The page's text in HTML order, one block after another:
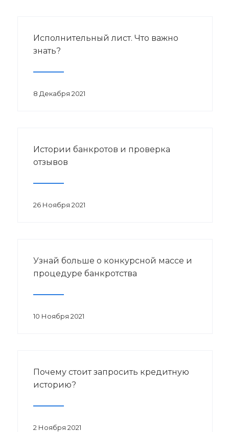
Исполнительный лист. Что важно
знать?
8 Декабря 2021
Истории банкротов и проверка
отзывов
26 Ноября 2021
Узнай больше о конкурсной массе и
процедуре банкротства
10 Ноября 2021
Почему стоит запросить кредитную
историю?
2 Ноября 2021